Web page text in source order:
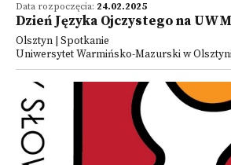
Data rozpoczęcia: 24.02.2025
Dzień Języka Ojczystego na
Olsztyn | Spotkanie
Uniwersytet Warmińsko-Mazurski w